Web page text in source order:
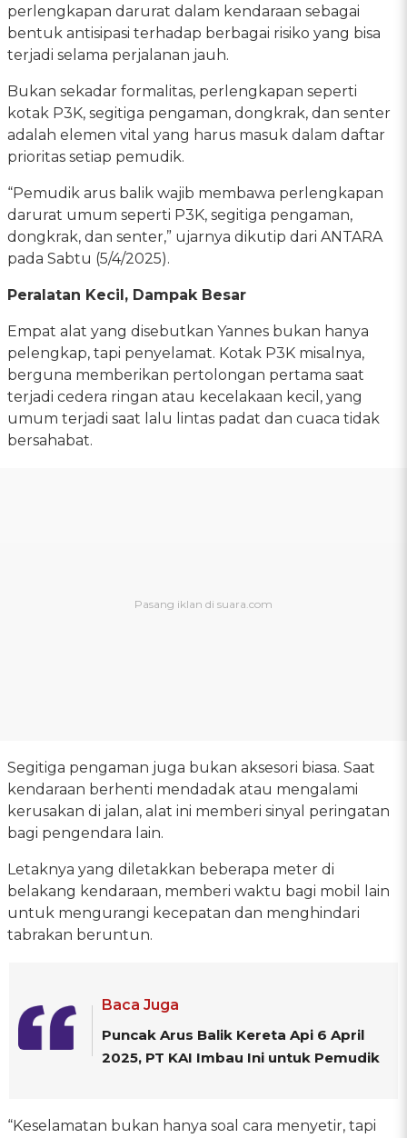
perlengkapan darurat dalam kendaraan sebagai
bentuk antisipasi terhadap berbagai risiko yang bisa
terjadi selama perjalanan jauh.
Bukan sekadar formalitas, perlengkapan seperti
kotak P3K, segitiga pengaman, dongkrak, dan senter
adalah elemen vital yang harus masuk dalam daftar
prioritas setiap pemudik.
“Pemudik arus balik wajib membawa perlengkapan
darurat umum seperti P3K, segitiga pengaman,
dongkrak, dan senter,” ujarnya dikutip dari ANTARA
pada Sabtu (5/4/2025).
Peralatan Kecil, Dampak Besar
Empat alat yang disebutkan Yannes bukan hanya
pelengkap, tapi penyelamat. Kotak P3K misalnya,
berguna memberikan pertolongan pertama saat
terjadi cedera ringan atau kecelakaan kecil, yang
umum terjadi saat lalu lintas padat dan cuaca tidak
bersahabat.
Segitiga pengaman juga bukan aksesori biasa. Saat
kendaraan berhenti mendadak atau mengalami
kerusakan di jalan, alat ini memberi sinyal peringatan
bagi pengendara lain.
Letaknya yang diletakkan beberapa meter di
belakang kendaraan, memberi waktu bagi mobil lain
untuk mengurangi kecepatan dan menghindari
tabrakan beruntun.
Baca Juga
Puncak Arus Balik Kereta Api 6 April
2025, PT KAI Imbau Ini untuk Pemudik
“Keselamatan bukan hanya soal cara menyetir, tapi